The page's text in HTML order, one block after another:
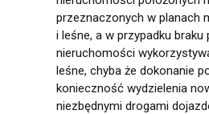
przeznaczonych w planach
i leśne, a w przypadku
nieruchomości
leśne, chyba że dokonanie
konieczność wydzielenia
niezbędnymi drogami